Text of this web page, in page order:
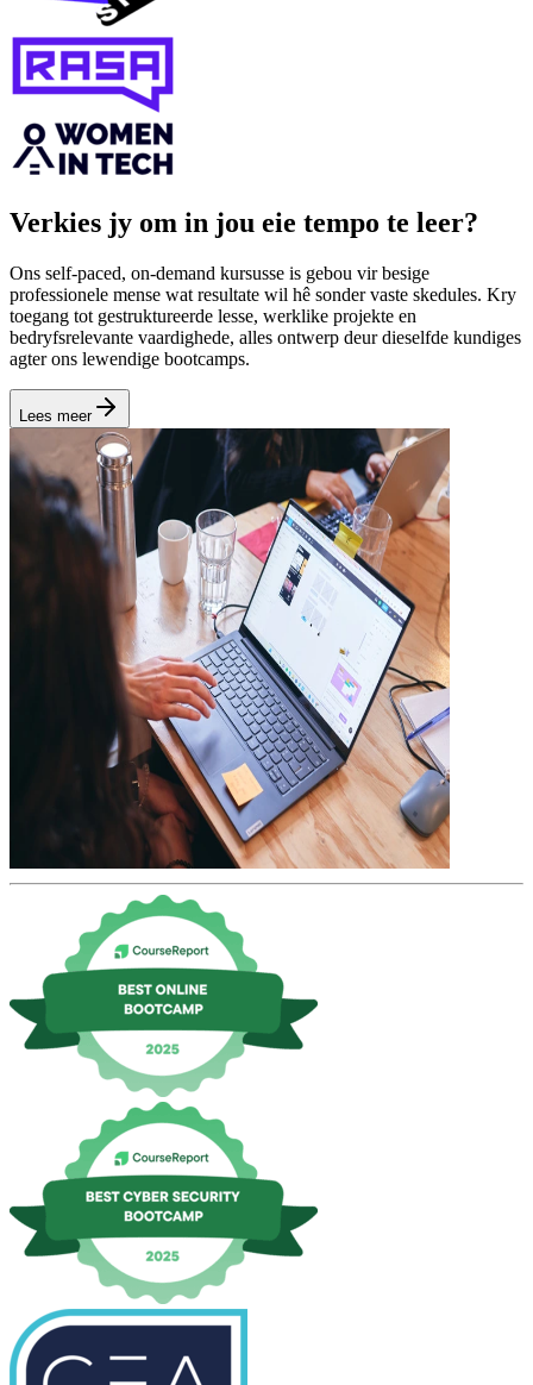
Verkies jy om in jou eie tempo te leer?
Ons self-paced, on-demand kursusse is gebou vir besige
professionele mense wat resultate wil hê sonder vaste skedules. Kry
toegang tot gestruktureerde lesse, werklike projekte en
bedryfsrelevante vaardighede, alles ontwerp deur dieselfde kundiges
agter ons lewendige bootcamps.
Lees meer